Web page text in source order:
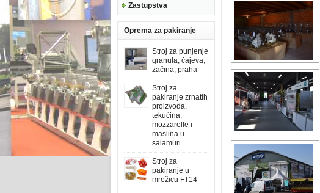
Zastupstva
Oprema za pakiranje
Stroj za punjenje
granula, čajeva,
začina, praha
Stroj za
pakiranje zrnatih
proizvoda,
tekućina,
mozzarelle i
maslina u
salamuri
Stroj za
pakiranje u
mrežicu FT14